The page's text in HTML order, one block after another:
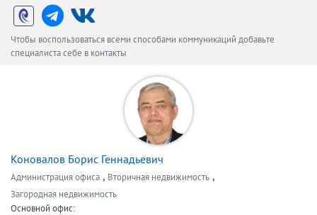
Чтобы воспользоваться всеми способами коммуникаций добавьте
специалиста себе в контакты
Коновалов Борис Геннадьевич
Администрация офиса , Вторичная недвижимость ,
Загородная недвижимость
Основной офис: